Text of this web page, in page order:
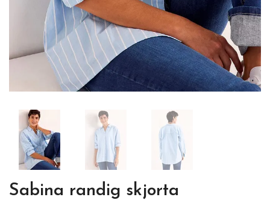
Sabina randig skjorta